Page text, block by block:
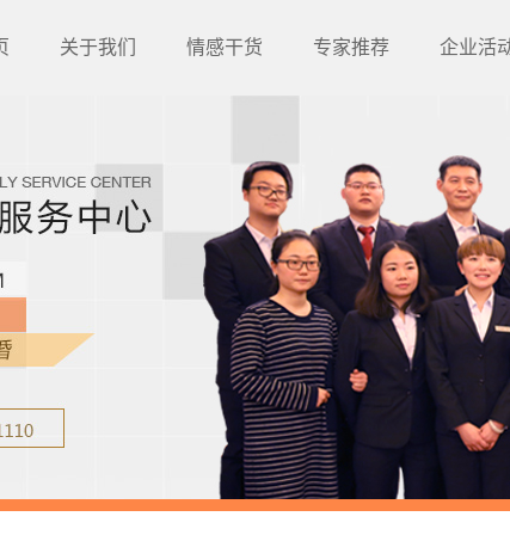
关于我们 情感干货 专家推荐 企业活